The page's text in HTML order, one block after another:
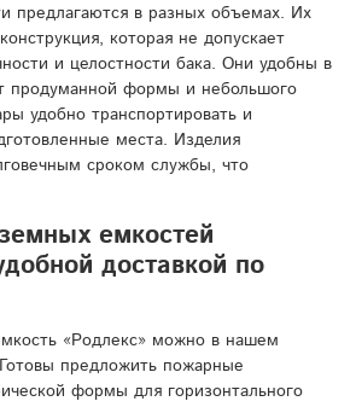
предлагаются в разных объемах. Их
которая не допускает
и целостности бака. Они удобны в
продуманной формы и небольшого
удобно транспортировать и
места. Изделия
сроком службы, что
емкостей
доставкой по
«Родлекс» можно в нашем
предложить пожарные
формы для горизонтального